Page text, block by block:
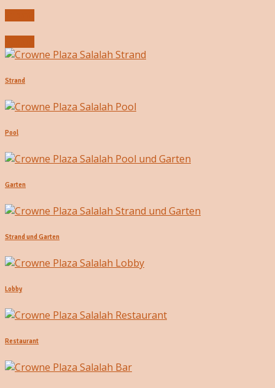
Strand
Pool
Garten
Strand und Garten
Lobby
Restaurant